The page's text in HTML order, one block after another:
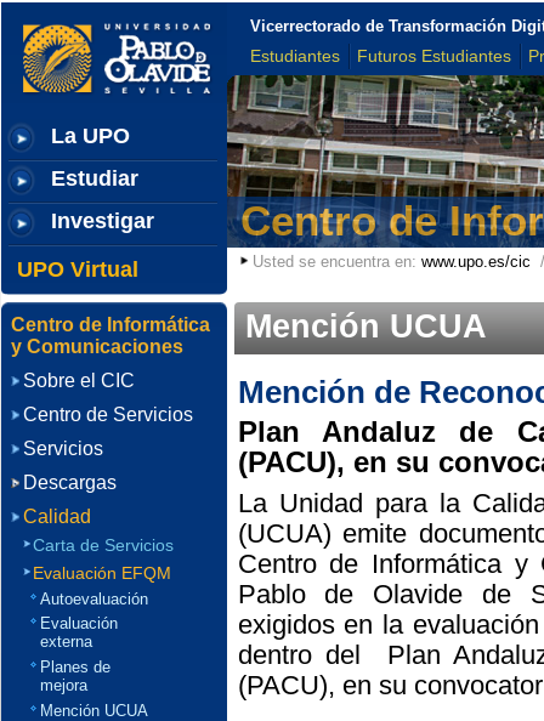
La UPO
Estudiar
Investigar
UPO Virtual
Vicerrectorado de Transformación
Estudiantes Futuros Estudiantes
Centro de
Usted se encuentra en: www.upo.es/cic
Mención UCUA
Mención de
Plan Andaluz de
(PACU), en su
La Unidad para la
(UCUA) emite
Centro de Informática y
Pablo de Olavide de
exigidos en la
dentro del Plan
(PACU), en su
Centro de Informática
y Comunicaciones
Sobre el CIC
Centro de Servicios
Servicios
Descargas
Calidad
Carta de Servicios
Evaluación EFQM
Autoevaluación
Evaluación
externa
Planes de
mejora
Mención UCUA